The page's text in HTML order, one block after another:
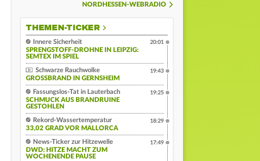
NORDHESSEN-WEBRADIO
THEMEN-TICKER
Innere Sicherheit
SPRENGSTOFF-DROHNE IN LEIPZIG:
SEMTEX IM SPIEL
20:01
Schwarze Rauchwolke
GROSSBRAND IN GERNSHEIM
19:43
Fassungslos-Tat in Lauterbach
SCHMUCK AUS BRANDRUINE
GESTOHLEN
19:25
Rekord-Wassertemperatur
33,02 GRAD VOR MALLORCA
18:29
News-Ticker zur Hitzewelle
DWD: HITZE MACHT ZUM
WOCHENENDE PAUSE
17:49